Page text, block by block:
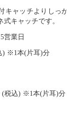
キャッチよりしっ
式キャッチです。
営業日
) ※1本(片耳)分
(税込) ※1本(片耳)分